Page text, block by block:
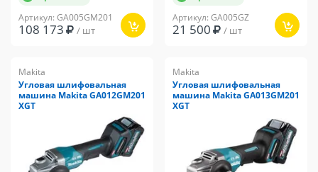
Артикул: GA005GM201
108 173 / шт
Артикул: GA005GZ
21 500 / шт
Makita
Угловая шлифовальная
машина Makita GA012GM201
XGT
Makita
Угловая шлифовальная
машина Makita GA013GM201
XGT